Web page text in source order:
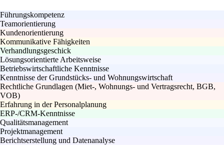
Führungskompetenz
Teamorientierung
Kundenorientierung
Kommunikative Fähigkeiten
Verhandlungsgeschick
Lösungsorientierte Arbeitsweise
Betriebswirtschaftliche Kenntnisse
Kenntnisse der Grundstücks- und Wohnungswirtschaft
Rechtliche Grundlagen (Miet-, Wohnungs- und Vertragsrecht, BGB,
VOB)
Erfahrung in der Personalplanung
ERP-/CRM-Kenntnisse
Qualitätsmanagement
Projektmanagement
Berichtserstellung und Datenanalyse